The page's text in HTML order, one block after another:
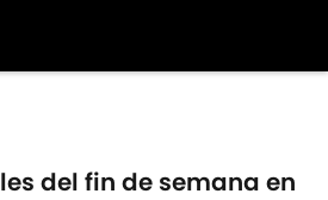
del fin de semana en